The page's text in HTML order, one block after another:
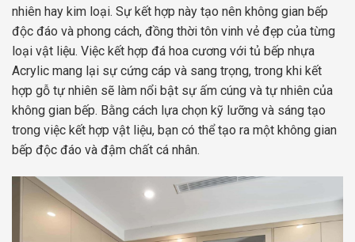
nhiên hay kim loại. Sự kết hợp này tạo nên không gian bếp
độc đáo và phong cách, đồng thời tôn vinh vẻ đẹp của từng
loại vật liệu. Việc kết hợp đá hoa cương với tủ bếp nhựa
Acrylic mang lại sự cứng cáp và sang trọng, trong khi kết
hợp gỗ tự nhiên sẽ làm nổi bật sự ấm cúng và tự nhiên của
không gian bếp. Bằng cách lựa chọn kỹ lưỡng và sáng tạo
trong việc kết hợp vật liệu, bạn có thể tạo ra một không gian
bếp độc đáo và đậm chất cá nhân.